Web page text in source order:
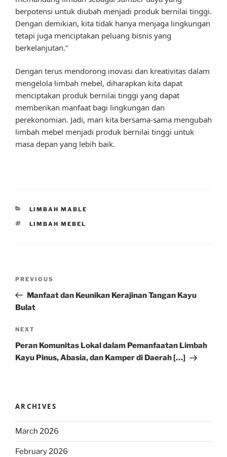
berpotensi untuk diubah menjadi produk bernilai tinggi.
Dengan demikian, kita tidak hanya menjaga lingkungan
tetapi juga menciptakan peluang bisnis yang
berkelanjutan.”
Dengan terus mendorong inovasi dan kreativitas dalam
mengelola limbah mebel, diharapkan kita dapat
menciptakan produk bernilai tinggi yang dapat
memberikan manfaat bagi lingkungan dan
perekonomian. Jadi, mari kita bersama-sama mengubah
limbah mebel menjadi produk bernilai tinggi untuk
masa depan yang lebih baik.
CATEGORIES
LIMBAH MABLE
TAGS
LIMBAH MEBEL
Previous
Post
PREVIOUS
Manfaat dan Keunikan Kerajinan Tangan Kayu
Bulat
Next
Post
NEXT
Peran Komunitas Lokal dalam Pemanfaatan Limbah
Kayu Pinus, Abasia, dan Kamper di Daerah […]
ARCHIVES
March 2026
February 2026